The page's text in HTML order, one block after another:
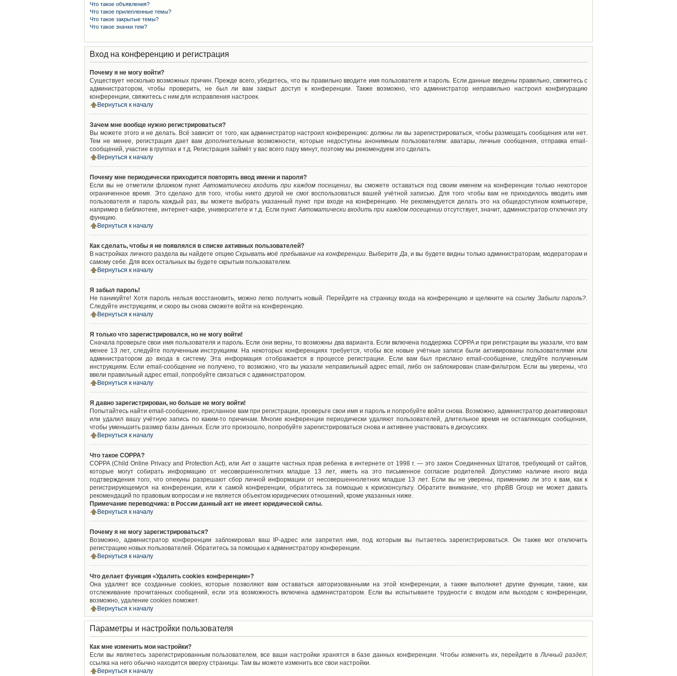
Что такое объявления?
Что такое прилепленные темы?
Что такое закрытые темы?
Что такое значки тем?
Вход на конференцию и регистрация
Почему я не могу войти?
Существует несколько возможных причин. Прежде всего, убедитесь, что вы правильно вводите имя пользователя и пароль. Если данные введены правильно, свяжитесь с
администратором, чтобы проверить, не был ли вам закрыт доступ к конференции. Также возможно, что администратор неправильно настроил конфигурацию
конференции, свяжитесь с ним для исправления настроек.
Вернуться к началу
Зачем мне вообще нужно регистрироваться?
Вы можете этого и не делать. Всё зависит от того, как администратор настроил конференцию: должны ли вы зарегистрироваться, чтобы размещать сообщения или нет.
Тем не менее, регистрация дает вам дополнительные возможности, которые недоступны анонимным пользователям: аватары, личные сообщения, отправка email-
сообщений, участие в группах и т.д. Регистрация займёт у вас всего пару минут, поэтому мы рекомендуем это сделать.
Вернуться к началу
Почему мне периодически приходится повторять ввод имени и пароля?
Если вы не отметили флажком пунктАвтоматически входить при каждом посещении, вы сможете оставаться под своим именем на конференции только некоторое
ограниченное время. Это сделано для того, чтобы никто другой не смог воспользоваться вашей учётной записью. Для того чтобы вам не приходилось вводить имя
пользователя и пароль каждый раз, вы можете выбрать указанный пункт при входе на конференцию. Не рекомендуется делать это на общедоступном компьютере,
например в библиотеке, интернет-кафе, университете и т.д. Если пунктАвтоматически входить при каждом посещенииотсутствует, значит, администратор отключил эту
функцию.
Вернуться к началу
Как сделать, чтобы я не появлялся в списке активных пользователей?
В настройках личного раздела вы найдете опцию Скрывать моё пребывание на конференции. ВыберитеДа, и вы будете видны только администраторам, модераторам и
самому себе. Для всех остальных вы будете скрытым пользователем.
Вернуться к началу
Я забыл пароль!
Не паникуйте! Хотя пароль нельзя восстановить, можно легко получить новый. Перейдите на страницу входа на конференцию и щелкните на ссылку Забыли пароль?.
Следуйте инструкциям, и скоро вы снова сможете войти на конференцию.
Вернуться к началу
Я только что зарегистрировался, но не могу войти!
Сначала проверьте свои имя пользователя и пароль. Если они верны, то возможны два варианта. Если включена поддержка COPPA и при регистрации вы указали, что вам
менее 13 лет, следуйте полученным инструкциям. На некоторых конференциях требуется, чтобы все новые учётные записи были активированы пользователями или
администратором до входа в систему. Эта информация отображается в процессе регистрации. Если вам был прислано email-сообщение, следуйте полученным
инструкциям. Если email-сообщение не получено, то возможно, что вы указали неправильный адрес email, либо он заблокирован спам-фильтром. Если вы уверены, что
ввели правильный адрес email, попробуйте связаться с администратором.
Вернуться к началу
Я давно зарегистрирован, но больше не могу войти!
Попытайтесь найти email-сообщение, присланное вам при регистрации, проверьте свои имя и пароль и попробуйте войти снова. Возможно, администратор деактивировал
или удалил вашу учётную запись по каким-то причинам. Многие конференции периодически удаляют пользователей, длительное время не оставляющих сообщения,
чтобы уменьшить размер базы данных. Если это произошло, попробуйте зарегистрироваться снова и активнее участвовать в дискуссиях.
Вернуться к началу
Что такое COPPA?
COPPA (Child Online Privacy and Protection Act), или Акт о защите частных прав ребенка в интернете от 1998 г. — это закон Соединенных Штатов, требующий от сайтов,
которые могут собирать информацию от несовершеннолетних младше 13 лет, иметь на это письменное согласие родителей. Допустимо наличие иного вида
подтверждения того, что опекуны разрешают сбор личной информации от несовершеннолетних младше 13 лет. Если вы не уверены, применимо ли это к вам, как к
регистрирующемуся на конференции, или к самой конференции, обратитесь за помощью к юрисконсульту. Обратите внимание, что phpBB Group не может давать
рекомендаций по правовым вопросам и не является объектом юридических отношений, кроме указанных ниже.
Примечание переводчика: в России данный акт не имеет юридической силы.
Вернуться к началу
Почему я не могу зарегистрироваться?
Возможно, администратор конференции заблокировал ваш IP-адрес или запретил имя, под которым вы пытаетесь зарегистрироваться. Он также мог отключить
регистрацию новых пользователей. Обратитесь за помощью к администратору конференции.
Вернуться к началу
Что делает функция «Удалить cookies конференции»?
Она удаляет все созданные cookies, которые позволяют вам оставаться авторизованными на этой конференции, а также выполняет другие функции, такие, как
отслеживание прочитанных сообщений, если эта возможность включена администратором. Если вы испытываете трудности с входом или выходом с конференции,
возможно, удаление cookies поможет.
Вернуться к началу
Параметры и настройки пользователя
Как мне изменить мои настройки?
Если вы являетесь зарегистрированным пользователем, все ваши настройки хранятся в базе данных конференции. Чтобы изменить их, перейдите вЛичный раздел;
ссылка на него обычно находится вверху страницы. Там вы можете изменить все свои настройки.
Вернуться к началу